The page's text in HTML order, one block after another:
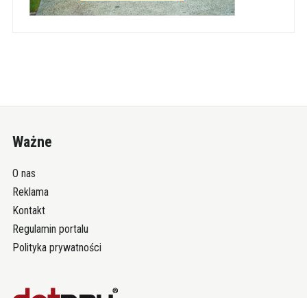
Ważne
O nas
Reklama
Kontakt
Regulamin portalu
Polityka prywatności